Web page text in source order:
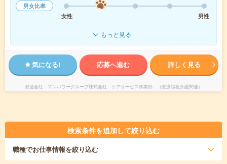
男女比率
女性
男性
もっと見る
気になる! 応募へ進む 詳しく見る
派遣会社 マンパワーグループ株式会社 ケアサービス事業部 （医療福祉介護関連）
検索条件を追加して絞り込む
職種でお仕事情報を絞り込む